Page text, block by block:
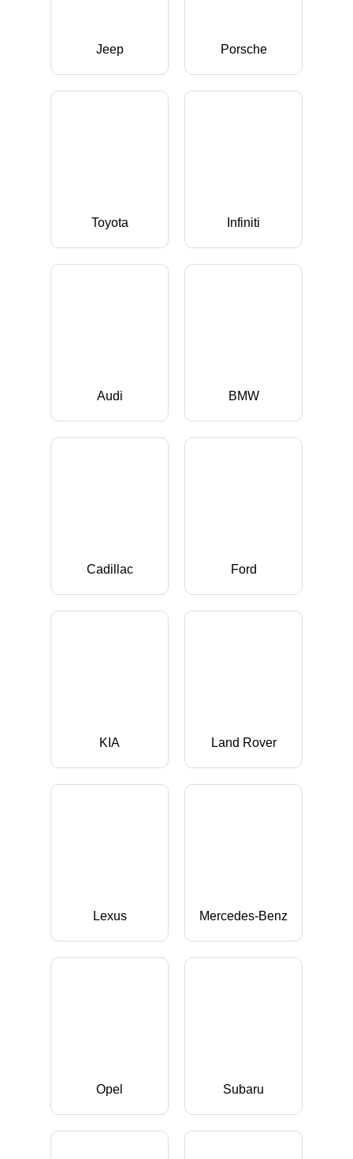
Jeep Porsche
Toyota Infiniti
Audi BMW
Cadillac Ford
KIA Land Rover
Lexus Mercedes-Benz
Opel Subaru